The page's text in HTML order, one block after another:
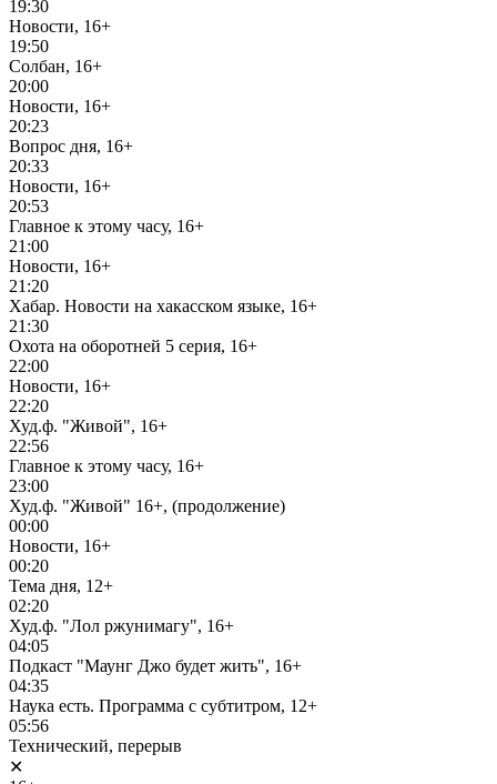
19:30
Новости, 16+
19:50
Солбан, 16+
20:00
Новости, 16+
20:23
Вопрос дня, 16+
20:33
Новости, 16+
20:53
Главное к этому часу, 16+
21:00
Новости, 16+
21:20
Хабар. Новости на хакасском языке, 16+
21:30
Охота на оборотней 5 серия, 16+
22:00
Новости, 16+
22:20
Худ.ф. "Живой", 16+
22:56
Главное к этому часу, 16+
23:00
Худ.ф. "Живой" 16+, (продолжение)
00:00
Новости, 16+
00:20
Тема дня, 12+
02:20
Худ.ф. "Лол ржунимагу", 16+
04:05
Подкаст "Маунг Джо будет жить", 16+
04:35
Наука есть. Программа с субтитром, 12+
05:56
Технический, перерыв
✕